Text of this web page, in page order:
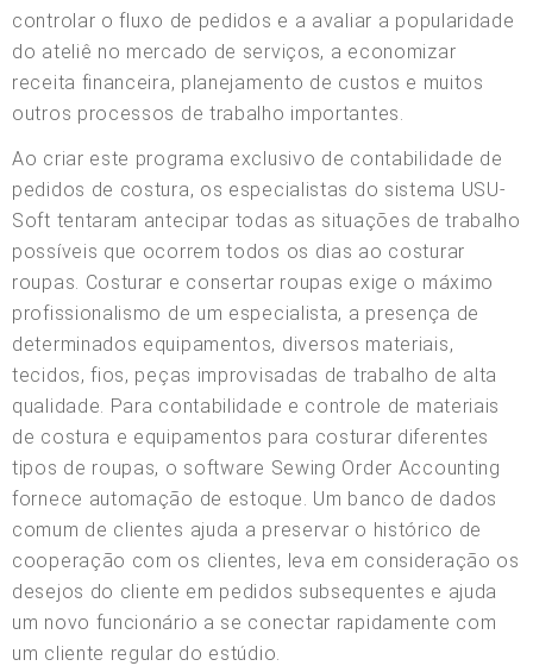
controlar o fluxo de pedidos e a avaliar a popularidade
do ateliê no mercado de serviços, a economizar
receita financeira, planejamento de custos e muitos
outros processos de trabalho importantes.
Ao criar este programa exclusivo de contabilidade de
pedidos de costura, os especialistas do sistema USU-
Soft tentaram antecipar todas as situações de trabalho
possíveis que ocorrem todos os dias ao costurar
roupas. Costurar e consertar roupas exige o máximo
profissionalismo de um especialista, a presença de
determinados equipamentos, diversos materiais,
tecidos, fios, peças improvisadas de trabalho de alta
qualidade. Para contabilidade e controle de materiais
de costura e equipamentos para costurar diferentes
tipos de roupas, o software Sewing Order Accounting
fornece automação de estoque. Um banco de dados
comum de clientes ajuda a preservar o histórico de
cooperação com os clientes, leva em consideração os
desejos do cliente em pedidos subsequentes e ajuda
um novo funcionário a se conectar rapidamente com
um cliente regular do estúdio.